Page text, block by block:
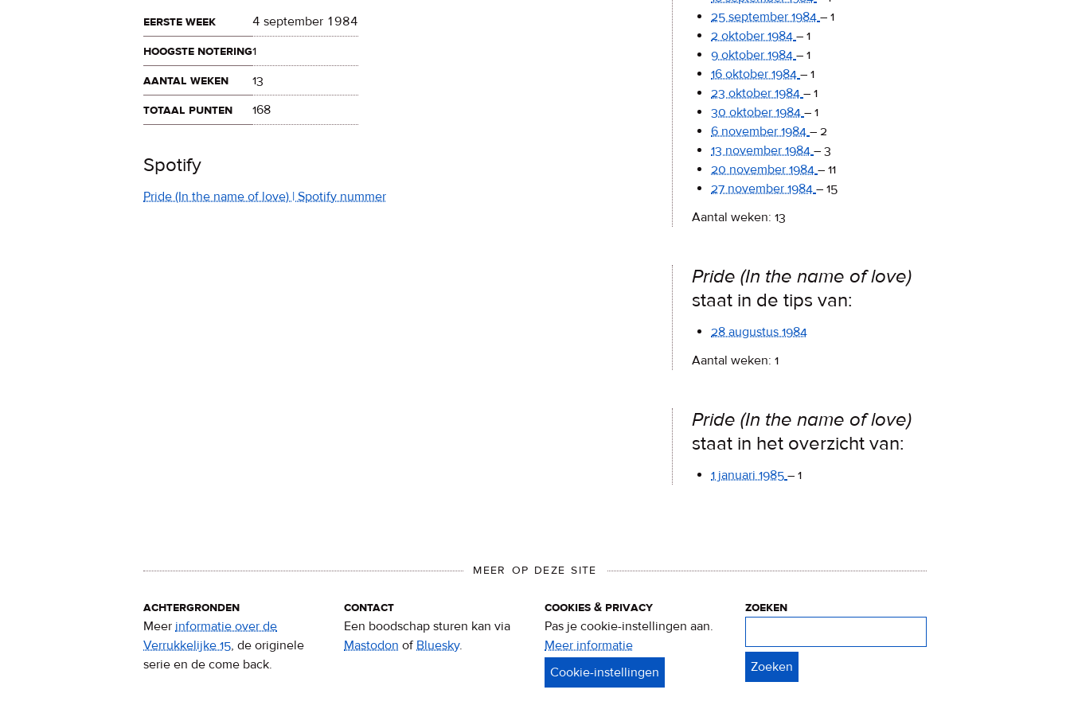
eerste week
4 september 1984
hoogste notering1
aantal weken
13
totaal punten
168
Spotify
Pride (In the name of love) | Spotify nummer
25 september 1984 – 1
2 oktober 1984 – 1
9 oktober 1984 – 1
16 oktober 1984 – 1
23 oktober 1984 – 1
30 oktober 1984 – 1
6 november 1984 – 2
13 november 1984 – 3
20 november 1984 – 11
27 november 1984 – 15
Aantal weken: 13
Pride (In the name of love)
staat in de tips van:
28 augustus 1984
Aantal weken: 1
Pride (In the name of love)
staat in het overzicht van:
1 januari 1985 – 1
MEER OP DEZE SITE
achtergronden
Meer informatie over de
Verrukkelijke 15, de originele
serie en de come back.
contact
Een boodschap sturen kan via
Mastodon ofBluesky.
cookies & privacy
Pas je cookie-instellingen aan.
Meer informatie
&
zoeken